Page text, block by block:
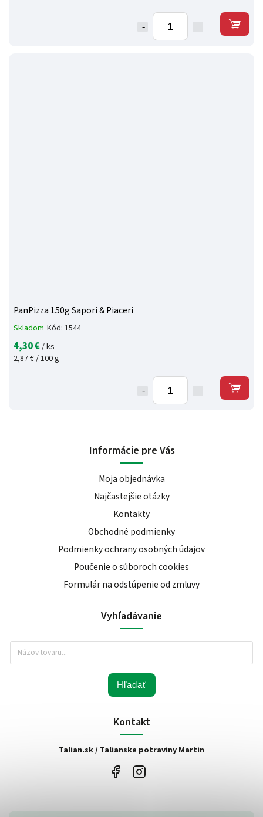
PanPizza 150g Sapori & Piaceri
Skladom Kód: 1544
4,30 €/ ks
2,87 € / 100 g
Informácie pre Vás
Moja objednávka
Najčastejšie otázky
Kontakty
Obchodné podmienky
Podmienky ochrany osobných údajov
Poučenie o súboroch cookies
Formulár na odstúpenie od zmluvy
Vyhľadávanie
Hľadať
Kontakt
Talian.sk / Talianske potraviny Martin